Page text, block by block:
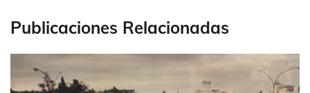
Publicaciones Relacionadas